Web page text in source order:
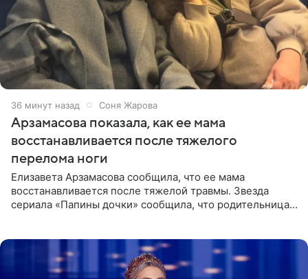
36 минут назад Соня Жарова
Арзамасова показала, как ее мама
восстанавливается после тяжелого
перелома ноги
Елизавета Арзамасова сообщила, что ее мама
восстанавливается после тяжелой травмы. Звезда
сериала «Папины дочки» сообщила, что родительница